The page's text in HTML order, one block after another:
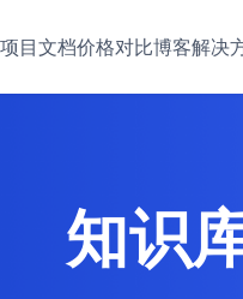
目文档价格对比博客解决
知识